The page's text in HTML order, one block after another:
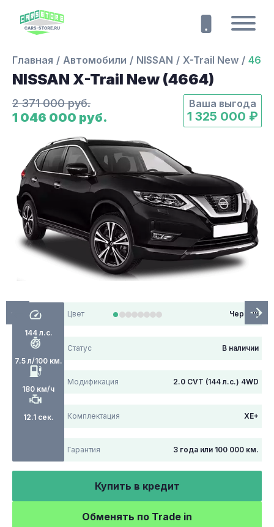
Главная Автомобили NISSAN X-Trail New 4664
NISSAN X-Trail New (4664)
2 371 000 руб.
1 046 000 руб.
Ваша выгода
1 325 000 ₽
144 л.с.
7.5 л/100 км.
180 км/ч
12.1 сек.
Цвет Черный
Статус В наличии
Модификация 2.0 CVT (144 л.с.) 4WD
Комплектация XE+
Гарантия 3 года или 100 000 км.
Купить в кредит
Обменять по Trade in